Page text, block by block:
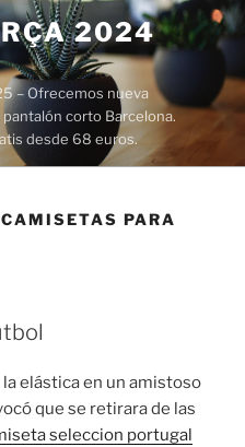
2024
– Ofrecemos nueva
corto Barcelona.
desde 68 euros.
PARA
elástica en un amistoso
que se retirara de las
seleccion portugal